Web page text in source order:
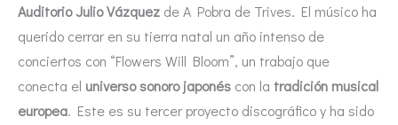
Auditorio Julio Vázquez de A Pobra de Trives. El músico ha
querido cerrar en su tierra natal un año intenso de
conciertos con “Flowers Will Bloom”, un trabajo que
conecta el universo sonoro japonés con la tradición musical
europea. Este es su tercer proyecto discográfico y ha sido